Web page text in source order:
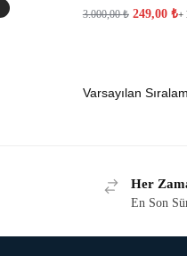
3.000,00₺ 249,00 ₺+
Her
En Son